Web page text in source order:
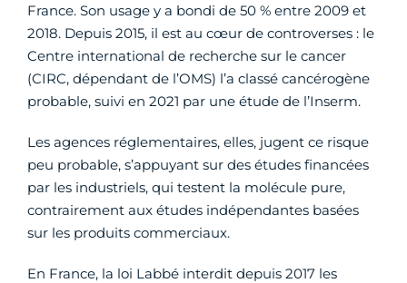
France. Son usage y a bondi de 50 % entre 2009 et
2018. Depuis 2015, il est au cœur de controverses : le
Centre international de recherche sur le cancer
(CIRC, dépendant de l’OMS) l’a classé cancérogène
probable, suivi en 2021 par une étude de l’Inserm.
Les agences réglementaires, elles, jugent ce risque
peu probable, s’appuyant sur des études financées
par les industriels, qui testent la molécule pure,
contrairement aux études indépendantes basées
sur les produits commerciaux.
En France, la loi Labbé interdit depuis 2017 les